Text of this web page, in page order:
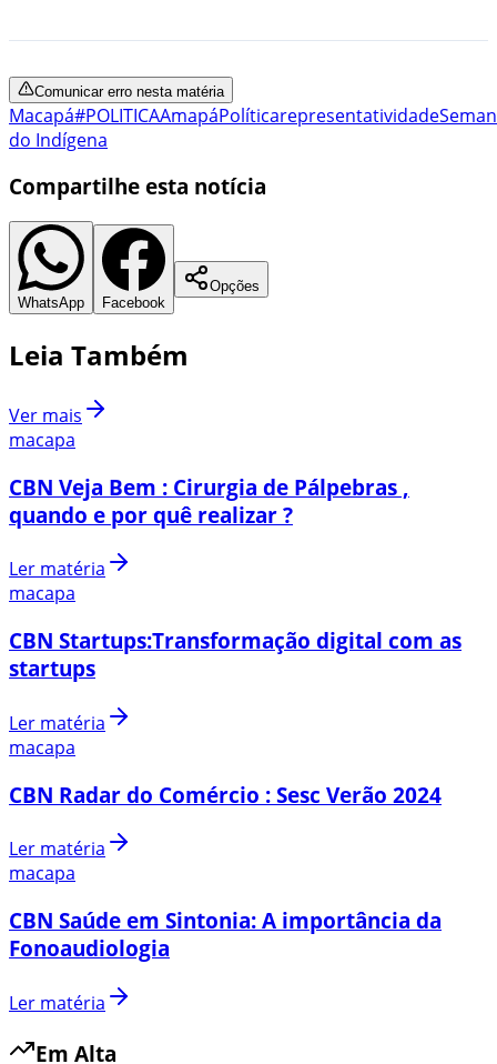
Comunicar erro nesta matéria
Macapá#POLITICAAmapáPolíticarepresentatividade
do Indígena
Compartilhe esta notícia
WhatsApp Facebook
Opções
Leia Também
Ver mais
macapa
CBN Veja Bem : Cirurgia de Pálpebras ,
quando e por quê realizar ?
Ler matéria
macapa
CBN Startups:Transformação digital com as
startups
Ler matéria
macapa
CBN Radar do Comércio : Sesc Verão 2024
Ler matéria
macapa
CBN Saúde em Sintonia: A importância da
Fonoaudiologia
Ler matéria
Em Alta